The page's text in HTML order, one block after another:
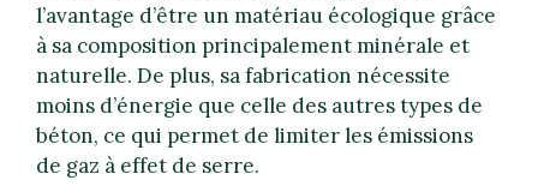
l’avantage d’être un matériau écologique grâce
à sa composition principalement minérale et
naturelle. De plus, sa fabrication nécessite
moins d’énergie que celle des autres types de
béton, ce qui permet de limiter les émissions
de gaz à effet de serre.